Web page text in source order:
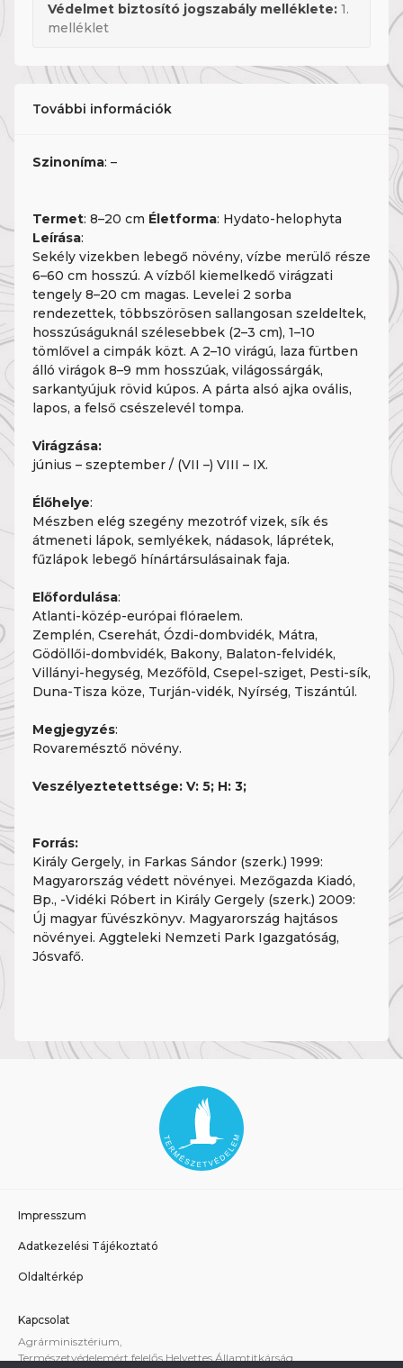
Védelmet biztosító jogszabály melléklete: 1.
melléklet
További információk
Szinoníma: –
Termet: 8–20 cm Életforma: Hydato-helophyta
Leírása:
Sekély vizekben lebegő növény, vízbe merülő része
6–60 cm hosszú. A vízből kiemelkedő virágzati
tengely 8–20 cm magas. Levelei 2 sorba
rendezettek, többszörösen sallangosan szeldeltek,
hosszúságuknál szélesebbek (2–3 cm), 1–10
tömlővel a cimpák közt. A 2–10 virágú, laza fürtben
álló virágok 8–9 mm hosszúak, világossárgák,
sarkantyújuk rövid kúpos. A párta alsó ajka ovális,
lapos, a felső csészelevél tompa.
Virágzása:
június – szeptember / (VII –) VIII – IX.
Élőhelye:
Mészben elég szegény mezotróf vizek, sík és
átmeneti lápok, semlyékek, nádasok, láprétek,
fűzlápok lebegő hínártársulásainak faja.
Előfordulása:
Atlanti-közép-európai flóraelem.
Zemplén, Cserehát, Ózdi-dombvidék, Mátra,
Gödöllői-dombvidék, Bakony, Balaton-felvidék,
Villányi-hegység, Mezőföld, Csepel-sziget, Pesti-sík,
Duna-Tisza köze, Turján-vidék, Nyírség, Tiszántúl.
Megjegyzés:
Rovaremésztő növény.
Veszélyeztetettsége: V: 5; H: 3;
Forrás:
Király Gergely, in Farkas Sándor (szerk.) 1999:
Magyarország védett növényei. Mezőgazda Kiadó,
Bp., -Vidéki Róbert in Király Gergely (szerk.) 2009:
Új magyar füvészkönyv. Magyarország hajtásos
növényei. Aggteleki Nemzeti Park Igazgatóság,
Jósvafő.
Impresszum
Adatkezelési Tájékoztató
Oldaltérkép
Kapcsolat
Agrárminisztérium,
Természetvédelemért felelős Helyettes Államtitkárság